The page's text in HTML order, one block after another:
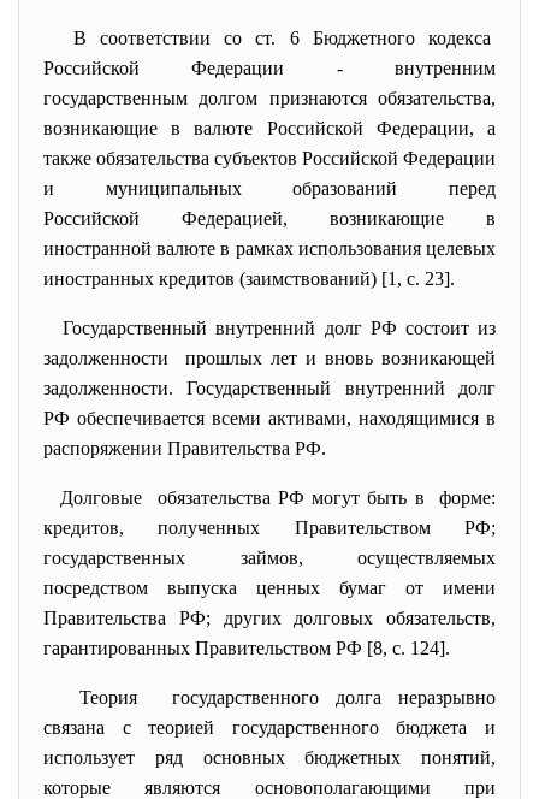
В соответствии со ст. 6 Бюджетного кодекса
Российской Федерации - внутренним
государственным долгом признаются обязательства,
возникающие в валюте Российской Федерации, а
также обязательства субъектов Российской Федерации
и муниципальных образований перед
Российской Федерацией, возникающие в
иностранной валюте в рамках использования целевых
иностранных кредитов (заимствований) [1, с. 23].
Государственный внутренний долг РФ состоит из
задолженности прошлых лет и вновь возникающей
задолженности. Государственный внутренний долг
РФ обеспечивается всеми активами, находящимися в
распоряжении Правительства РФ.
Долговые обязательства РФ могут быть в форме:
кредитов, полученных Правительством РФ;
государственных займов, осуществляемых
посредством выпуска ценных бумаг от имени
Правительства РФ; других долговых обязательств,
гарантированных Правительством РФ [8, с. 124].
Теория государственного долга неразрывно
связана с теорией государственного бюджета и
использует ряд основных бюджетных понятий,
которые являются основополагающими при